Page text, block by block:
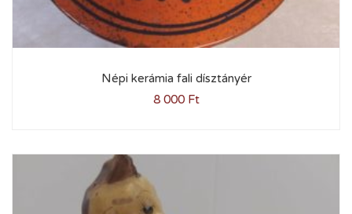
Népi kerámia fali dísztányér
8 000 Ft